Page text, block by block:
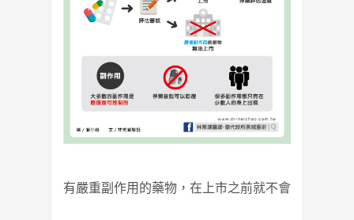
有嚴重副作用的藥物，在上市之前就不會